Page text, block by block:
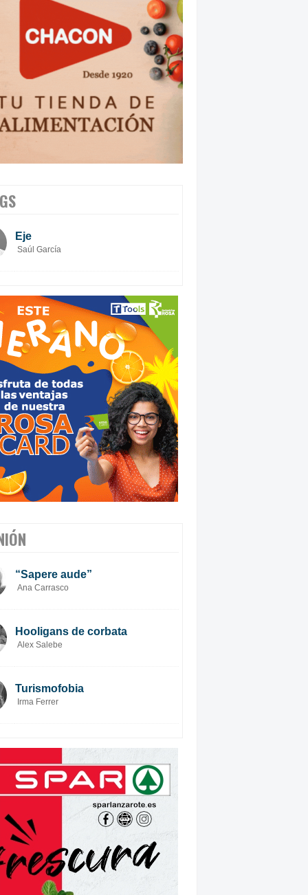
Eje
Saúl García
“Sapere aude”
Ana Carrasco
Hooligans de corbata
Alex Salebe
Turismofobia
Irma Ferrer